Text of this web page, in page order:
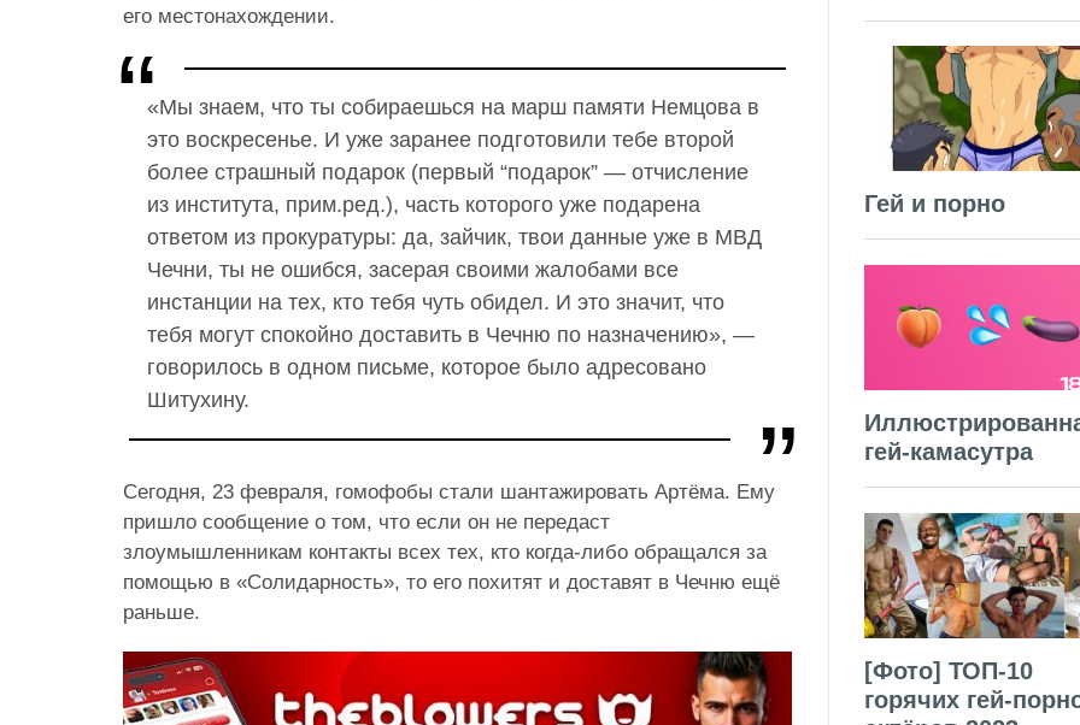
его местонахождении.
«Мы знаем, что ты собираешься на марш памяти Немцова в
это воскресенье. И уже заранее подготовили тебе второй
более страшный подарок (первый “подарок” — отчисление
из института, прим.ред.), часть которого уже подарена
ответом из прокуратуры: да, зайчик, твои данные уже в МВД
Чечни, ты не ошибся, засерая своими жалобами все
инстанции на тех, кто тебя чуть обидел. И это значит, что
тебя могут спокойно доставить в Чечню по назначению», —
говорилось в одном письме, которое было адресовано
Шитухину.
Сегодня, 23 февраля, гомофобы стали шантажировать Артёма. Ему
пришло сообщение о том, что если он не передаст
злоумышленникам контакты всех тех, кто когда-либо обращался за
помощью в «Солидарность», то его похитят и доставят в Чечню ещё
раньше.
Гей и порно
гей-камасутра
[Фото] ТОП-10
горячих гей-